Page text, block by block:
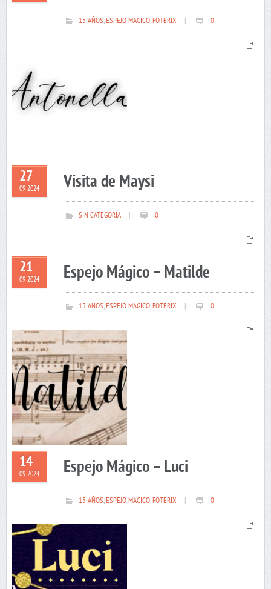
15 AÑOS,ESPEJO MAGICO,FOTERIX 0
27
09 2024 Visita de Maysi
SIN CATEGORÍA 0
21
09 2024 Espejo Mágico – Matilde
15 AÑOS,ESPEJO MAGICO,FOTERIX 0
14
09 2024 Espejo Mágico – Luci
15 AÑOS,ESPEJO MAGICO,FOTERIX 0